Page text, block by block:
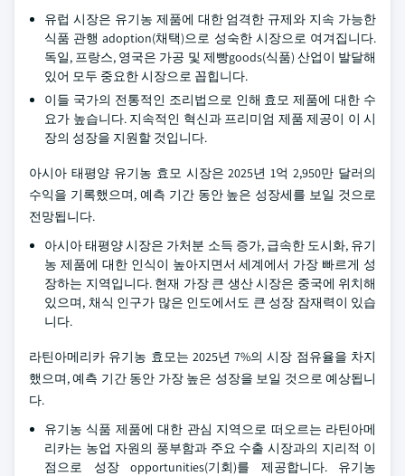
유럽 시장은 유기농 제품에 대한 엄격한 규제와 지속 가능한
식품 관행 adoption(채택)으로 성숙한 시장으로 여겨집니다.
독일, 프랑스, 영국은 가공 및 제빵goods(식품) 산업이 발달해
있어 모두 중요한 시장으로 꼽힙니다.
이들 국가의 전통적인 조리법으로 인해 효모 제품에 대한 수
요가 높습니다. 지속적인 혁신과 프리미엄 제품 제공이 이 시
장의 성장을 지원할 것입니다.
아시아 태평양 유기농 효모 시장은 2025년 1억 2,950만 달러의
수익을 기록했으며, 예측 기간 동안 높은 성장세를 보일 것으로
전망됩니다.
아시아 태평양 시장은 가처분 소득 증가, 급속한 도시화, 유기
농 제품에 대한 인식이 높아지면서 세계에서 가장 빠르게 성
장하는 지역입니다. 현재 가장 큰 생산 시장은 중국에 위치해
있으며, 채식 인구가 많은 인도에서도 큰 성장 잠재력이 있습
니다.
라틴아메리카 유기농 효모는 2025년 7%의 시장 점유율을 차지
했으며, 예측 기간 동안 가장 높은 성장을 보일 것으로 예상됩니
다.
유기농 식품 제품에 대한 관심 지역으로 떠오르는 라틴아메
리카는 농업 자원의 풍부함과 주요 수출 시장과의 지리적 이
점으로 성장 opportunities(기회)를 제공합니다. 유기농